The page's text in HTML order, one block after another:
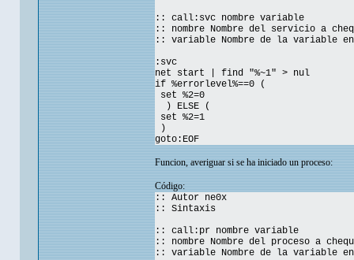
:: call:svc nombre variable
:: nombre Nombre del servicio a
:: variable Nombre de la variable
:svc
net start | find "%~1" > nul
if %errorlevel%==0 (
set %2=0
) ELSE (
set %2=1
)
goto:EOF
Funcion, averiguar si se ha iniciado un proceso:
Código:
:: Autor ne0x
:: Sintaxis
:: call:pr nombre variable
:: nombre Nombre del proceso a
:: variable Nombre de la variable